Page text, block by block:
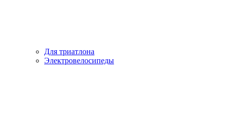
Для триатлона
Электровелосипеды